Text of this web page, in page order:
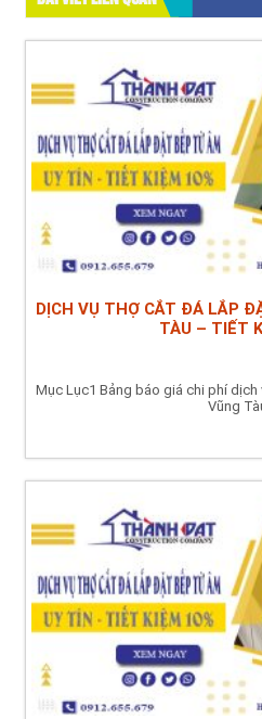
DỊCH VỤ THỢ CẮT ĐÁ LẮP
TÀU – TIẾT
Mục Lục1 Bảng báo giá chi phí
Vũng